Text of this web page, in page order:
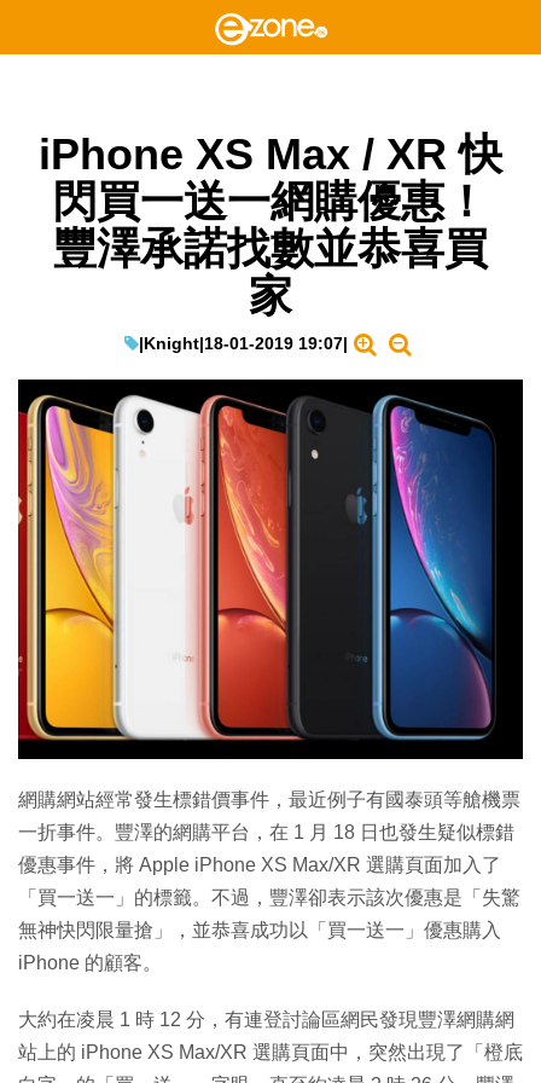
iPhone XS Max / XR 快
閃買一送一網購優惠！
豐澤承諾找數並恭喜買
家
|Knight|18-01-2019 19:07|
網購網站經常發生標錯價事件，最近例子有國泰頭等艙機票
一折事件。豐澤的網購平台，在 1 月 18 日也發生疑似標錯
優惠事件，將 Apple iPhone XS Max/XR 選購頁面加入了
「買一送一」的標籤。不過，豐澤卻表示該次優惠是「失驚
無神快閃限量搶」，並恭喜成功以「買一送一」優惠購入
iPhone 的顧客。
大約在凌晨 1 時 12 分，有連登討論區網民發現豐澤網購網
站上的 iPhone XS Max/XR 選購頁面中，突然出現了「橙底